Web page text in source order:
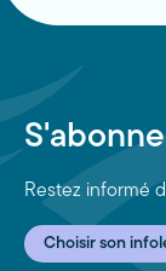
Restez informé
Choisir son